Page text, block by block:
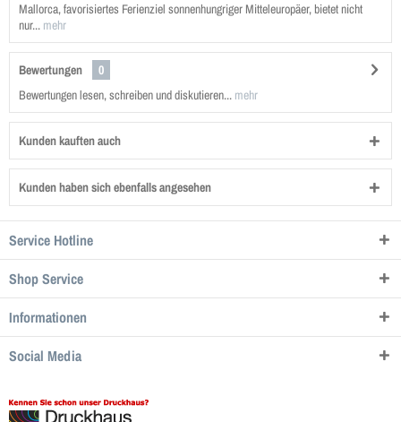
Mallorca, favorisiertes Ferienziel sonnenhungriger Mitteleuropäer, bietet nicht
nur... mehr
Bewertungen
0
Bewertungen lesen, schreiben und diskutieren... mehr
Kunden kauften auch
Kunden haben sich ebenfalls angesehen
Service Hotline
Shop Service
Informationen
Social Media